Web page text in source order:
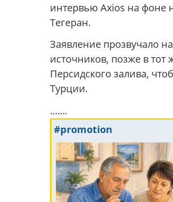
интервью Axios на фоне
Тегеран.
Заявление прозвучало
источников, позже в
Персидского залива,
Турции.
.......
#promotion